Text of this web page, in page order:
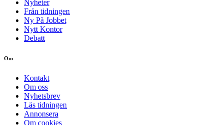
Nyheter
Från tidningen
Ny På Jobbet
Nytt Kontor
Debatt
Om
Kontakt
Om oss
Nyhetsbrev
Läs tidningen
Annonsera
Om cookies